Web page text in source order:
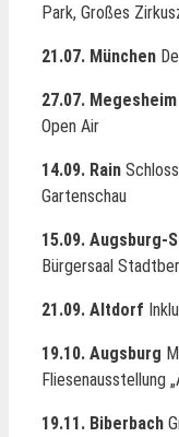
Park, Großes
21.07. München
27.07.
Open Air
14.09. Rain
Gartenschau
15.09. Augsburg-
Bürgersaal
21.09. Altdorf
19.10. Augsburg
Fliesenausstellung
19.11. Biberbach